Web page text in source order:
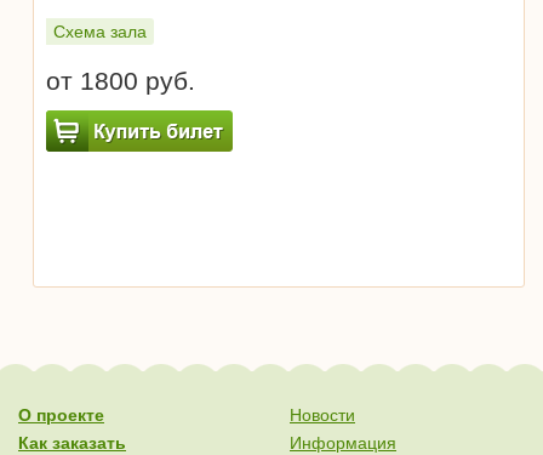
Схема зала
от 1800 руб.
О проекте
Как заказать
Новости
Информация